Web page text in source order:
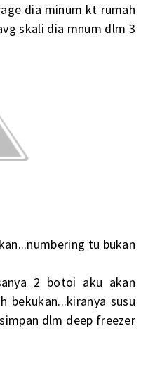
dia minum kt rumah
skali dia mnum dlm 3
tu bukan
2 botoi aku akan
bekukan...kiranya susu
dlm deep freezer